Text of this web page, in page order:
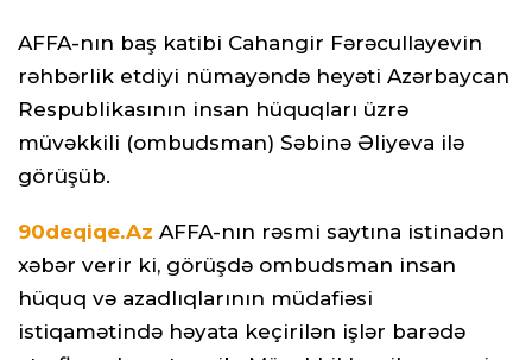
AFFA-nın baş katibi Cahangir Fərəcullayevin
rəhbərlik etdiyi nümayəndə heyəti Azərbaycan
Respublikasının insan hüquqları üzrə
müvəkkili (ombudsman) Səbinə Əliyeva ilə
görüşüb.
90deqiqe.Az AFFA-nın rəsmi saytına istinadən
xəbər verir ki, görüşdə ombudsman insan
hüquq və azadlıqlarının müdafiəsi
istiqamətində həyata keçirilən işlər barədə